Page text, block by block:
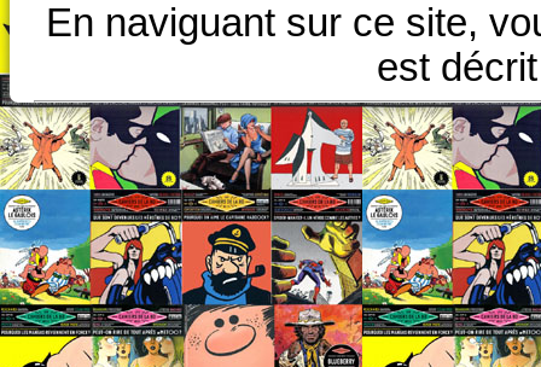
En naviguant sur ce site,
est